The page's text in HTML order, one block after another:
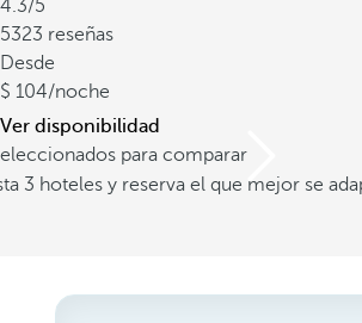
4.3/5
5323 reseñas
Desde
104/noche
Ver disponibilidad
para comparar
3 hoteles y reserva el que mejor se